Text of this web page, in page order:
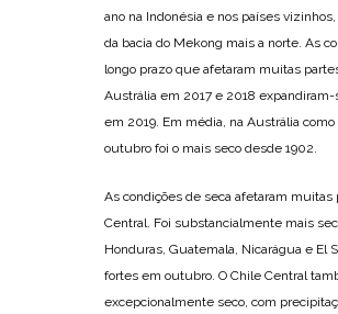
ano na Indonésia e nos países
da bacia do Mekong mais a norte. As
longo prazo que afetaram muitas
Austrália em 2017 e 2018
em 2019. Em média, na Austrália
outubro foi o mais seco desde 1902.
As condições de seca afetaram muitas
Central. Foi substancialmente mais
Honduras, Guatemala, Nicarágua e El
fortes em outubro. O Chile Central
excepcionalmente seco, com